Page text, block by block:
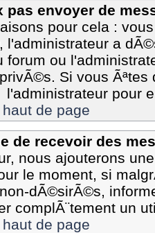
pas envoyer de
pour cela :
l'administrateur a
forum ou
Si vous
l'administrateur pour
de page
de recevoir des
nous ajouterons
le moment, si
dÃ©sirÃ©s,
complÃ¨tement un
de page